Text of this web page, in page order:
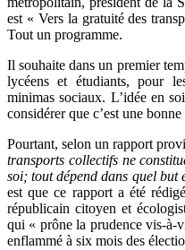
est « Vers la gratuité des
Tout un programme.
Il souhaite dans un premier
lycéens et étudiants, pour
minimas sociaux. L’idée en
considérer que c’est une bonne
Pourtant, selon un rapport
transports collectifs ne
soi; tout dépend dans quel but
est que ce rapport a été
républicain citoyen et
qui « prône la prudence vis-à-
enflammé à six mois des